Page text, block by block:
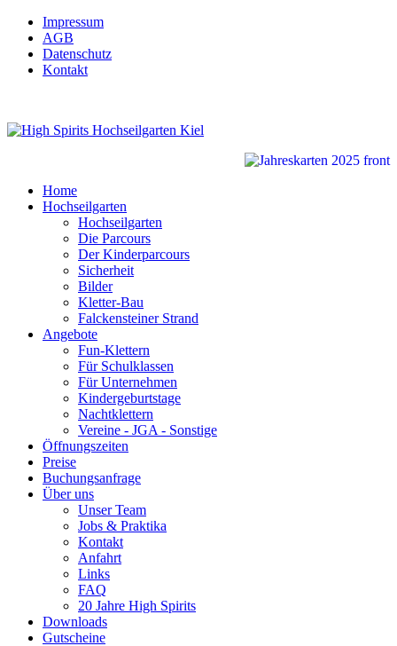
Impressum
AGB
Datenschutz
Kontakt
Home
Hochseilgarten
Hochseilgarten
Die Parcours
Der Kinderparcours
Sicherheit
Bilder
Kletter-Bau
Falckensteiner Strand
Angebote
Fun-Klettern
Für Schulklassen
Für Unternehmen
Kindergeburtstage
Nachtklettern
Vereine - JGA - Sonstige
Öffnungszeiten
Preise
Buchungsanfrage
Über uns
Unser Team
Jobs & Praktika
Kontakt
Anfahrt
Links
FAQ
20 Jahre High Spirits
Downloads
Gutscheine